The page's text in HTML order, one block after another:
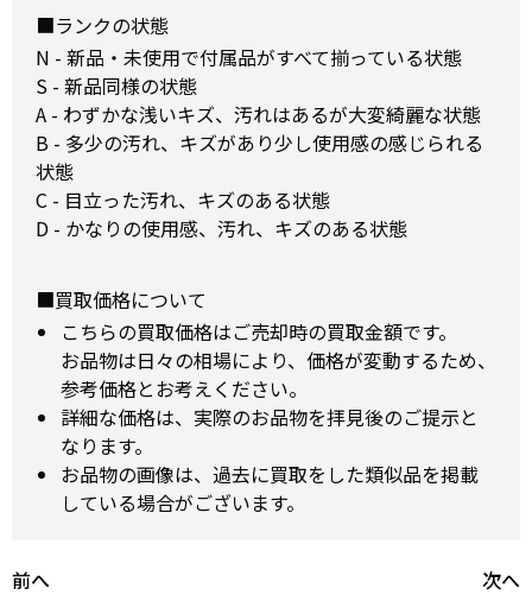
■ランクの状態
N - 新品・未使用で付属品がすべて揃っている状態
S - 新品同様の状態
A - わずかな浅いキズ、汚れはあるが大変綺麗な状態
B - 多少の汚れ、キズがあり少し使用感の感じられる
状態
C - 目立った汚れ、キズのある状態
D - かなりの使用感、汚れ、キズのある状態
■買取価格について
こちらの買取価格はご売却時の買取金額です。
お品物は日々の相場により、価格が変動するため、
参考価格とお考えください。
詳細な価格は、実際のお品物を拝見後のご提示と
なります。
お品物の画像は、過去に買取をした類似品を掲載
している場合がございます。
前へ 次へ